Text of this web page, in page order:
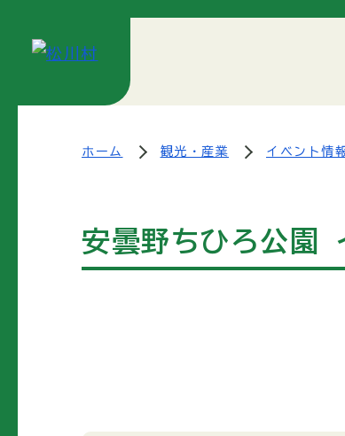
ホーム 観光・産業 イベント情
安曇野ちひろ公園